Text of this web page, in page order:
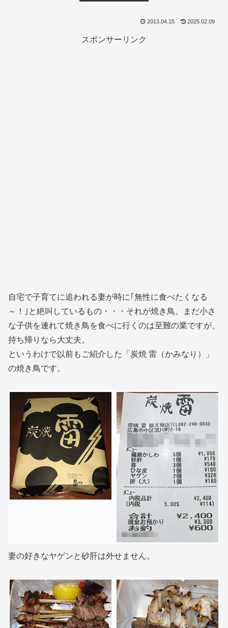
2013.04.15 2025.02.09
スポンサーリンク
自宅で子育てに追われる妻が時に｢無性に食べたくなる
～！｣と絶叫しているもの・・・それが焼き鳥。まだ小さ
な子供を連れて焼き鳥を食べに行くのは至難の業ですが、
持ち帰りなら大丈夫。
というわけで以前もご紹介した「炭焼 雷（かみなり）」
の焼き鳥です。
妻の好きなヤゲンと砂肝は外せません。